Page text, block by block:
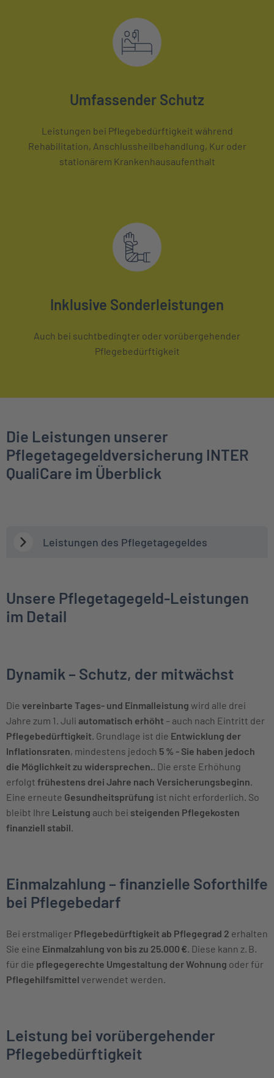
Umfassender Schutz
Leistungen bei Pflegebedürftigkeit während
Rehabilitation, Anschlussheilbehandlung, Kur oder
stationärem Krankenhausaufenthalt
Inklusive Sonderleistungen
Auch bei suchtbedingter oder vorübergehender
Pflegebedürftigkeit
Die Leistungen unserer
Pflegetagegeldversicherung INTER
QualiCare im Überblick
Leistungen des Pflegetagegeldes
Unsere Pflegetagegeld-Leistungen
im Detail
Dynamik – Schutz, der mitwächst
Die vereinbarte Tages- und Einmalleistung wird alle drei
Jahre zum 1. Juli automatisch erhöht – auch nach Eintritt der
Pflegebedürftigkeit . Grundlage ist die Entwicklung der
Inflationsraten, mindestens jedoch 5 % - Sie haben jedoch
die Möglichkeit zu widersprechen.
. Die erste Erhöhung
erfolgt frühestens drei Jahre nach Versicherungsbeginn
Eine erneute Gesundheitsprüfung ist nicht erforderlich. So
bleibt Ihre Leistung auch bei steigenden Pflegekosten
finanziell stabil
Einmalzahlung – finanzielle Soforthilfe
bei Pflegebedarf
Bei erstmaliger Pflegebedürftigkeit ab Pflegegrad 2 erhalten
Sie eine Einmalzahlung von bis zu 25.000 € . Diese kann z. B.
für die pflegegerechte Umgestaltung der Wohnung oder für
Pflegehilfsmittel verwendet werden.
Leistung bei vorübergehender
Pflegebedürftigkeit